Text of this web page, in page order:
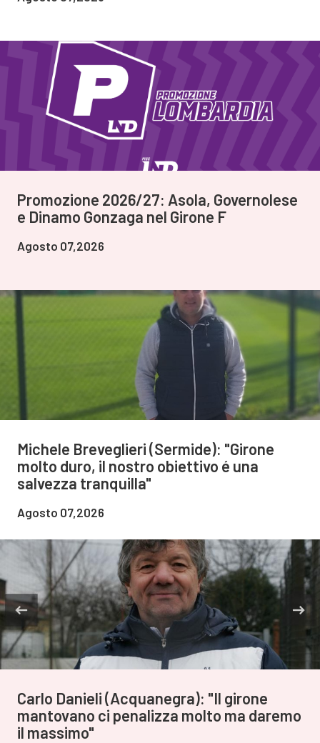
Promozione 2026/27: Asola, Governolese
e Dinamo Gonzaga nel Girone F
Agosto 07,2026
Michele Breveglieri (Sermide): "Girone
molto duro, il nostro obiettivo é una
salvezza tranquilla"
Agosto 07,2026
Carlo Danieli (Acquanegra): "Il girone
mantovano ci penalizza molto ma daremo
il massimo"